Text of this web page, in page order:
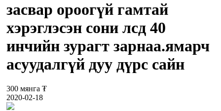
засвар ороогүй гамтай
хэрэглэсэн сони лсд 40
инчийн зурагт зарнаа.ямарч
асуудалгүй дуу дүрс сайн
300 мянга ₮
2020-02-18